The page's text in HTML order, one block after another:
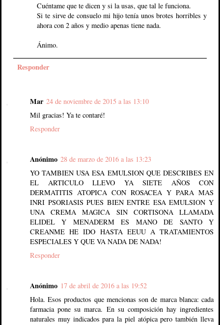
Cuéntame que te dicen y si la usas, que tal le funciona.
Si te sirve de consuelo mi hijo tenía unos brotes horribles y
ahora con 2 años y medio apenas tiene nada.
Ánimo.
Responder
Mar 24 de noviembre de 2015 a las 13:10
Mil gracias! Ya te contaré!
Responder
Anónimo 28 de marzo de 2016 a las 13:23
YO TAMBIEN USA ESA EMULSION QUE DESCRIBES EN
EL ARTICULO LLEVO YA SIETE AÑOS CON
DERMATITIS ATOPICA CON ROSACEA Y PARA MAS
INRI PSORIASIS PUES BIEN ENTRE ESA EMULSION Y
UNA CREMA MAGICA SIN CORTISONA LLAMADA
ELIDEL Y MENADERM ES MANO DE SANTO Y
CREANME HE IDO HASTA EEUU A TRATAMIENTOS
ESPECIALES Y QUE VA NADA DE NADA!
Responder
Anónimo 17 de abril de 2016 a las 19:52
Hola. Esos productos que mencionas son de marca blanca: cada
farmacia pone su marca. En su composición hay ingredientes
naturales muy indicados para la piel atópica pero también lleva